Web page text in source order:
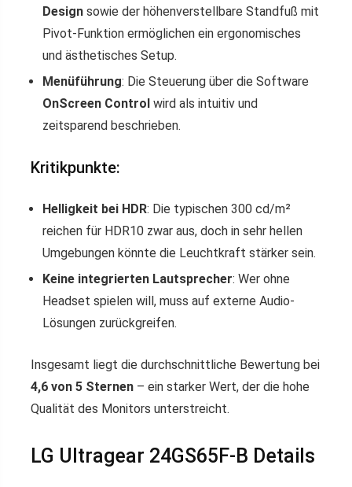
Design sowie der höhenverstellbare Standfuß mit
Pivot-Funktion ermöglichen ein ergonomisches
und ästhetisches Setup.
Menüführung: Die Steuerung über die Software
OnScreen Control wird als intuitiv und
zeitsparend beschrieben.
Kritikpunkte:
Helligkeit bei HDR: Die typischen 300 cd/m²
reichen für HDR10 zwar aus, doch in sehr hellen
Umgebungen könnte die Leuchtkraft stärker sein.
Keine integrierten Lautsprecher: Wer ohne
Headset spielen will, muss auf externe Audio-
Lösungen zurückgreifen.
Insgesamt liegt die durchschnittliche Bewertung bei
4,6 von 5 Sternen – ein starker Wert, der die hohe
Qualität des Monitors unterstreicht.
LG Ultragear 24GS65F-B Details